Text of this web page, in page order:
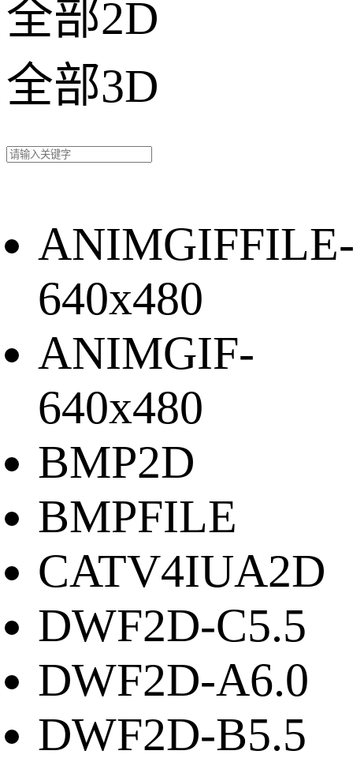
全部2D
全部3D
640x480
ANIMGIF-
640x480
BMP2D
BMPFILE
CATV4IUA2D
DWF2D-C5.5
DWF2D-A6.0
DWF2D-B5.5